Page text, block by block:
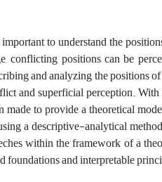
to understand the
conflicting positions can be
and analyzing the positions
and superficial perception.
made to provide a theoretical
a descriptive-analytical
within the framework of a
foundations and interpretable